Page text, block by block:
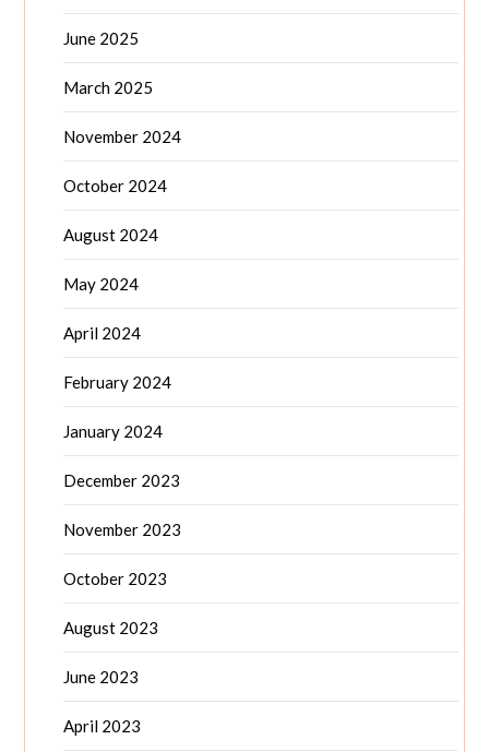
June 2025
March 2025
November 2024
October 2024
August 2024
May 2024
April 2024
February 2024
January 2024
December 2023
November 2023
October 2023
August 2023
June 2023
April 2023